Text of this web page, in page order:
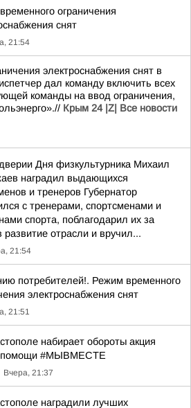
ограничения
снят
21:54
электроснабжения снят в
дал команду включить всех
команды на ввод ограничения,
Крым 24 |Z| Все новости
Дня физкультурника Михаил
наградил выдающихся
и тренеров Губернатор
с тренерами, спортсменами и
спорта, поблагодарил их за
развитие отрасли и вручил...
21:54
потребителей!. Режим временного
электроснабжения снят
21:51
набирает обороты акция
#МЫВМЕСТЕ
Вчера, 21:37
наградили лучших